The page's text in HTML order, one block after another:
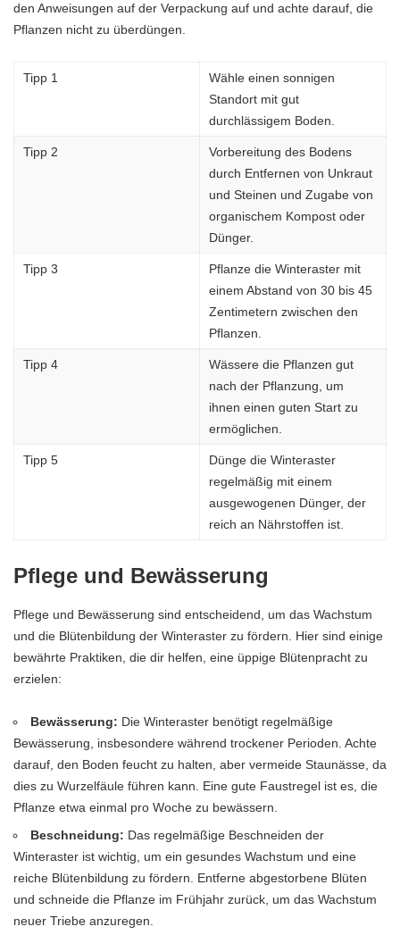
den Anweisungen auf der Verpackung auf und achte darauf, die
Pflanzen nicht zu überdüngen.
Tipp 1
Wähle einen sonnigen
Standort mit gut
durchlässigem Boden.
Tipp 2
Vorbereitung des Bodens
durch Entfernen von Unkraut
und Steinen und Zugabe von
organischem Kompost oder
Dünger.
Tipp 3
Pflanze die Winteraster mit
einem Abstand von 30 bis 45
Zentimetern zwischen den
Pflanzen.
Tipp 4
Wässere die Pflanzen gut
nach der Pflanzung, um
ihnen einen guten Start zu
ermöglichen.
Tipp 5
Dünge die Winteraster
regelmäßig mit einem
ausgewogenen Dünger, der
reich an Nährstoffen ist.
Pflege und Bewässerung
Pflege und Bewässerung sind entscheidend, um das Wachstum
und die Blütenbildung der Winteraster zu fördern. Hier sind einige
bewährte Praktiken, die dir helfen, eine üppige Blütenpracht zu
erzielen:
Bewässerung: Die Winteraster benötigt regelmäßige
Bewässerung, insbesondere während trockener Perioden. Achte
darauf, den Boden feucht zu halten, aber vermeide Staunässe, da
dies zu Wurzelfäule führen kann. Eine gute Faustregel ist es, die
Pflanze etwa einmal pro Woche zu bewässern.
Beschneidung: Das regelmäßige Beschneiden der
Winteraster ist wichtig, um ein gesundes Wachstum und eine
reiche Blütenbildung zu fördern. Entferne abgestorbene Blüten
und schneide die Pflanze im Frühjahr zurück, um das Wachstum
neuer Triebe anzuregen.